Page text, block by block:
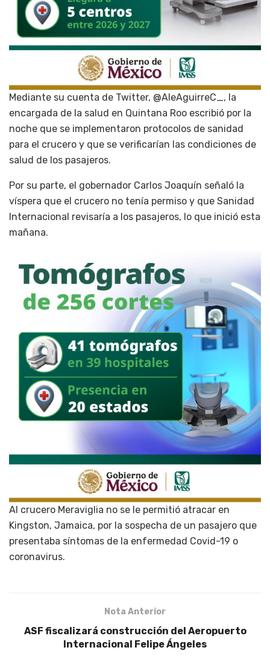
Mediante su cuenta de Twitter, @AleAguirreC_, la
encargada de la salud en Quintana Roo escribió por la
noche que se implementaron protocolos de sanidad
para el crucero y que se verificarían las condiciones de
salud de los pasajeros.
Por su parte, el gobernador Carlos Joaquín señaló la
víspera que el crucero no tenía permiso y que Sanidad
Internacional revisaría a los pasajeros, lo que inició esta
mañana.
Al crucero Meraviglia no se le permitió atracar en
Kingston, Jamaica, por la sospecha de un pasajero que
presentaba síntomas de la enfermedad Covid-19 o
coronavirus.
Nota Anterior
ASF fiscalizará construcción del Aeropuerto
Internacional Felipe Ángeles